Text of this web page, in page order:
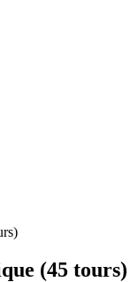
(45 tours)